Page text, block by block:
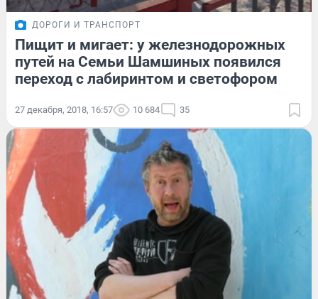
ДОРОГИ И ТРАНСПОРТ
Пищит и мигает: у железнодорожных
путей на Семьи Шамшиных появился
переход с лабиринтом и светофором
27 декабря, 2018, 16:57 10 684 35